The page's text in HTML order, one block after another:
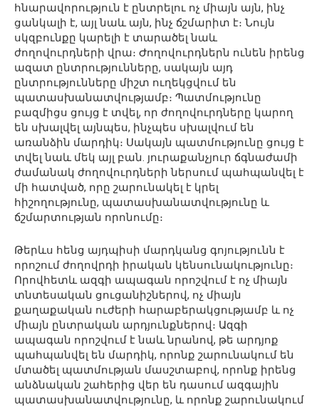
հնարավորություն է ընտրելու ոչ միայն այն, ինչ
ցանկալի է, այլ նաև այն, ինչ ճշմարիտ է։ Նույն
սկզբունքը կարելի է տարածել նաև
ժողովուրդների վրա։ Ժողովուրդներն ունեն իրենց
ազատ ընտրությունները, սակայն այդ
ընտրությունները միշտ ուղեկցվում են
պատասխանատվությամբ։ Պատմությունը
բազմիցս ցույց է տվել, որ ժողովուրդները կարող
են սխալվել այնպես, ինչպես սխալվում են
առանձին մարդիկ։ Սակայն պատմությունը ցույց է
տվել նաև մեկ այլ բան. յուրաքանչյուր ճգնաժամի
ժամանակ ժողովուրդների ներսում պահպանվել է
մի հատված, որը շարունակել է կրել
հիշողությունը, պատասխանատվությունը և
ճշմարտության որոնումը։
Թերևս հենց այդպիսի մարդկանց գոյությունն է
որոշում ժողովրդի իրական կենսունակությունը։
Որովհետև ազգի ապագան որոշվում է ոչ միայն
տնտեսական ցուցանիշներով, ոչ միայն
քաղաքական ուժերի հարաբերակցությամբ և ոչ
միայն ընտրական արդյունքներով։ Ազգի
ապագան որոշվում է նաև նրանով, թե արդյոք
պահպանվել են մարդիկ, որոնք շարունակում են
մտածել պատմության մասշտաբով, որոնք իրենց
անձնական շահերից վեր են դասում ազգային
պատասխանատվությունը, և որոնք շարունակում